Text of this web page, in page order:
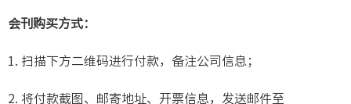
会刊购买方式：
1. 扫描下方二维码进行付款，备注公司信息；
2. 将付款截图、邮寄地址、开票信息，发送邮件至